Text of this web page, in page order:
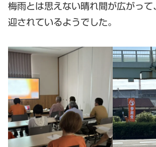
梅雨とは思えない晴れ間が広がって
迎されているようでした。